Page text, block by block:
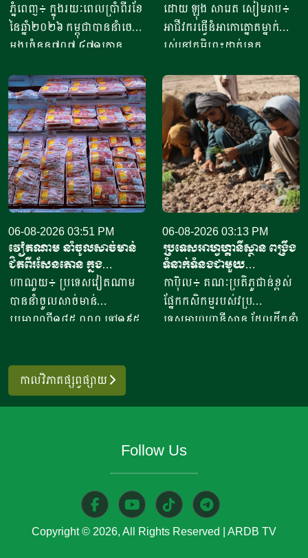
តោន គិតជាទឹកប្រាក់​
ជាង៤១៥លានដុល្លារ
ភ្នំពេញ៖ ក្នុងរយៈពេលប្រាំពីរខែ
នៃឆ្នាំ២០២៦ កម្ពុជាបាននាំចេញ
អង្ករចំនួន៧០៧ ៤៧១តោន​
ចំនួន៦១ក្រុមហ៊ុន ដោយនាំ
ចេញទៅកាន់គោលដៅចំនួន៦៦
ដែលក្នុងនោះទៅកាន់បណ្តា
ប្រទេសនៅក្នុងតំបន់អឺរ៉ុប
ចំនួន៣៣ ​បានបរិមាណអង្ករ
ចំនួន២០៧ ១៥៧តោន គិតជា
ទឹកប្រាក់ចំនួន១៥៦,៤៥​លាន
ដុល្លារ។ ឧកញ៉ា ឡាយ ឈុនហួ
ប្រធានសហព័ន្ធស្រូវអង្ករកម្ពុជា
បានមានប្រសាសន៍ថា ការនាំ
ចេញអង្ករសម្រាប់ឆ្នាំ២០២៦នេះ
នឹងសម្រេចបានជោគជ័យតាម
ផែនការ ហើយ​មិនមានបញ្ហាអ្វី
ចោទនោះទេ ជាពិសេស ស្រប
រដ្ឋាភិបាល ដឹកនាំរបស់ស
ម្តេចតេជោ ហ៊ុន សែន ជាអតីត
ម៉ាណែត នាយកដ្ឋមន្រ្តី។​​ ឧកញ៉ា
បញ្ជាក់ថា ជាលទ្ធផលត្រឹមប្រាំ
ពីរខែនេះ កម្ពុជានាំចេញបាន
ជាង៧០៧ ៤៧១តោន​ ធៀបនឹង
ឆ្នាំមុន​មានកំណើន៤០ភាគរយ
ចំណូលបាន​ជិត១០លានរៀល
ក្នុងមួយថ្ងៃ
ដោយ ឡុង សារេត​ សៀមរាប៖ ​
អាជីវករ​​ធ្វើនំអាកោត្នោត​ម្នាក់
រស់នៅភូមិព្រះដាក់ខេត្ត
ចាប់ផ្តើម​ដំបូង​ចេញពីអង្ករ​
១០កំប៉ុង ឬមានទម្ងន់​ប្រហែល​បី
គីឡូក្រាម រហូតមកដល់ឆ្នាំ​
២០២៦នេះ អាច​លក់នំបាន​ពី៤
០០០ ទៅ​៨០០០នំ​ គិតជាប្រាក់
ចំណូលសរុបបានពីបីលានដល់​
ប្រាំបីលានរៀល​ក្នុងមួយថ្ងៃ​។ អ្នក
ស្រី ថ្លុង ថាន ម្ចាស់ហាង​យីហោ
“អាកោត្នោតព្រះដាក់” នៅឃុំព្រះ
ដាក់​ ស្រុក​បន្ទាយស្រី ខេត្ត
សៀមរាប​ បានឱ្យដឹង​ថា មុខរបរ
ធ្វើនំអាកោត្នោត​លក់ជូនប្រជា
ពលរដ្ឋនិងភ្ញៀវទេសចរណ៍
អន្តរជាតិ​ ក្នុងពេលសព្វថ្ងៃនេះ
ហើយ​នំអាកោត្នោតជាចំណីមួយ
ប្រភេទ​ ដែលប្រជាពលរដ្ឋរស់នៅ
ក្នុងតំបន់​និយម​ពិសា។​ អ្នកស្រី
លើកឡើង​ថា នៅក្នុងសម័យកូវីដ​
១៩ ​នំចំណី​ដែលប្រជាពលរដ្ឋ​
06-08-2026 03:51 PM
វៀតណាម នាំចូលសាច់មាន់
ជិតពីរសែនតោន ក្នុង
ឆមាសទី១ ដោយភាគច្រើននាំ
ចូលពីអាម៉េរិក
ហាណូយ៖ ប្រទេសវៀតណាម
បាននាំចូលសាច់មាន់
ប្រមាណពី១៨៥ ០០០ ទៅ១៩៥
នាំចូលពីសហរដ្ឋអាម៉េរិក មាន
រហូតដល់ជិត៦២ភាគរយនៃ
ប្រមាណពី១៩០ ទៅ២០៥លាន
ឡើងពី២៦ ទៅ៣៧,៦ភាគរយ
06-08-2026 03:13 PM
ប្រទេសអាហ្វហ្គានីស្ថាន ពង្រឹង
ទំនាក់ទំនងជាមួយ
ប្រទេសម៉ុលដូវ៉ា ដើម្បីជំរុញ
កិច្ចសហប្រតិបត្តិការផ្នែក
វិទ្យាសាស្ត្រ និងកសិកម្ម
កាប៊ុល៖ គណៈប្រតិភូជាន់ខ្ពស់
ផ្នែកកសិកម្មរបស់វប្រ
ទេសអាហ្វហ្គានីស្ថាន ដែលដឹកនាំ
ប្រតិបត្តិការរវាងប្រទេសទាំងពីរ
គ្រប់គ្រងសត្វល្អិតចង្រៃ។
កាលវិភាគផ្សព្វផ្សាយ
Follow Us
Copyright © 2026, All Rights Reserved ARDB TV